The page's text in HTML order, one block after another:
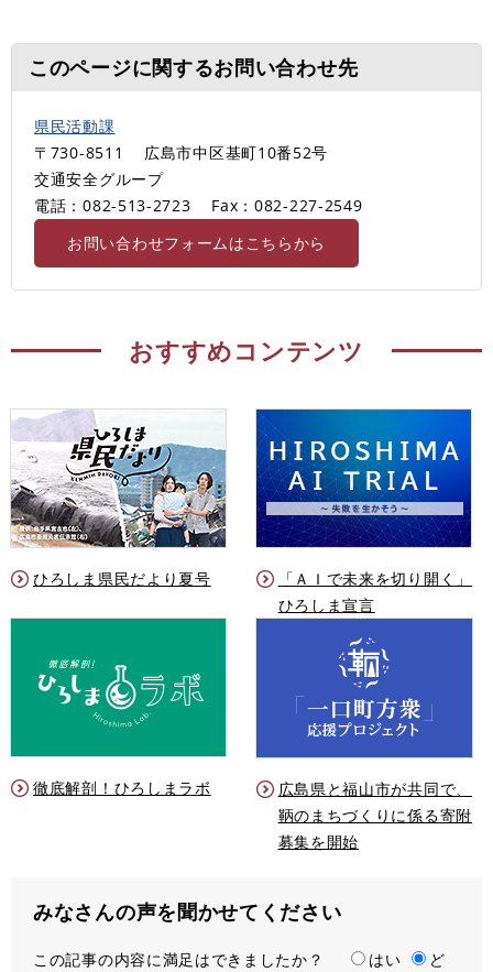
このページに関するお問い合わせ先
県民活動課
〒730-8511
広島市中区基町10番52号
交通安全グループ
電話：082-513-2723
Fax：082-227-2549
お問い合わせフォームはこちらから
おすすめコンテンツ
ひろしま県民だより夏号
「ＡＩで未来を切り開く」
ひろしま宣言
徹底解剖！ひろしまラボ
広島県と福山市が共同で、
鞆のまちづくりに係る寄附
募集を開始
みなさんの声を聞かせてください
満
この記事の内容に満足はできましたか？ はい ど